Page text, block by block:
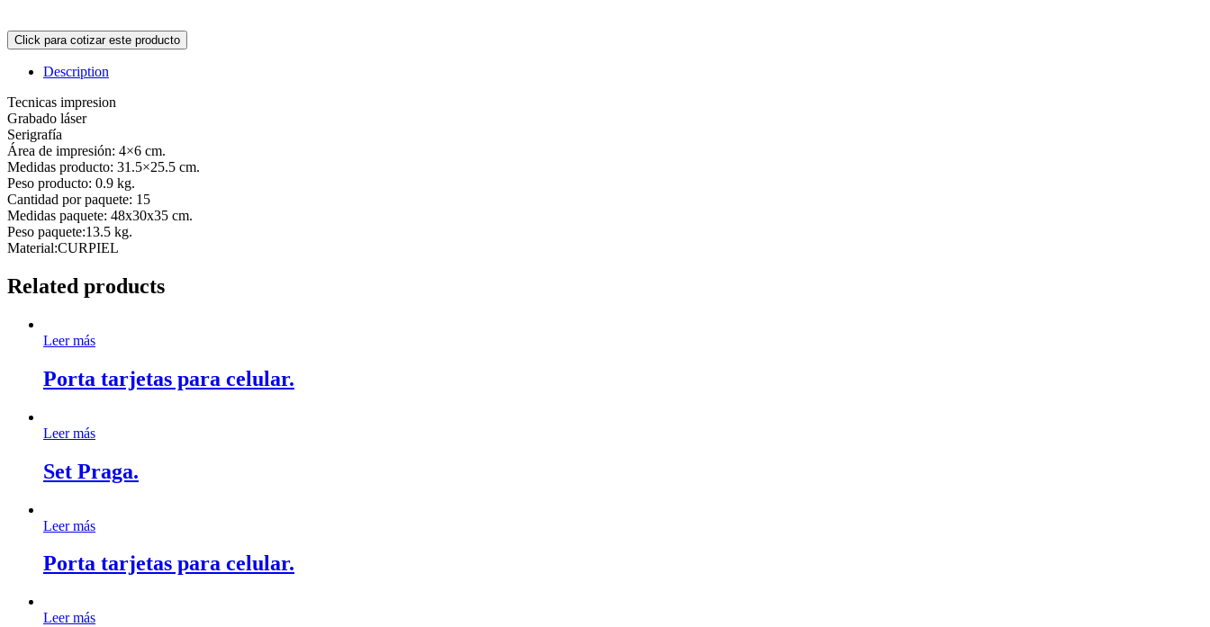
Description
Tecnicas impresion
Grabado láser
Serigrafía
Área de impresión: 4×6 cm.
Medidas producto: 31.5×25.5 cm.
Peso producto: 0.9 kg.
Cantidad por paquete: 15
Medidas paquete: 48x30x35 cm.
Peso paquete:13.5 kg.
Material:CURPIEL
Related products
Leer más
Porta tarjetas para celular.
Leer más
Set Praga.
Leer más
Porta tarjetas para celular.
Leer más